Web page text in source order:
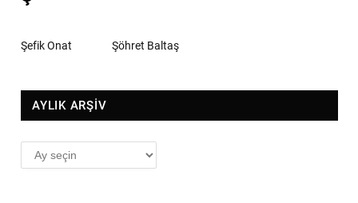
Şefik Onat Şöhret Baltaş
AYLIK ARŞİV
AYLIK
ARŞİV